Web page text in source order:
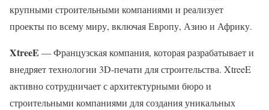
крупными строительными компаниями и реализует
проекты по всему миру, включая Европу, Азию и Африку.
XtreeE — Французская компания, которая разрабатывает и
внедряет технологии 3D-печати для строительства. XtreeE
активно сотрудничает с архитектурными бюро и
строительными компаниями для создания уникальных